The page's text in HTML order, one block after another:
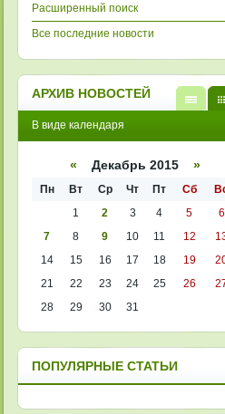
Расширенный поиск
Все последние новости
АРХИВ НОВОСТЕЙ
списк
В виде календаря
« Декабрь 2015 »
Пн Вт Ср Чт Пт Сб
1
2 3 4 5
6
7
8 9 10 11 12
14
15 16 17 18 19
21
22 23 24 25 26
28
29 30 31
ПОПУЛЯРНЫЕ СТАТЬИ